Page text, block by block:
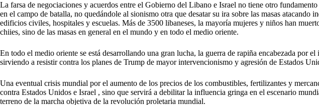
La farsa de negociaciones y acuerdos entre el Gobierno del Libano e Israel no tiene otro
en el campo de batalla, no quedándole al sionismo otra que desatar su ira sobre las masas
edificios civiles, hospitales y escuelas. Más de 3500 libaneses, la mayoría mujeres y niños han
chiies, sino de las masas en general en el mundo y en todo el medio oriente.
En todo el medio oriente se está desarrollando una gran lucha, la guerra de rapiña encabezada por
sirviendo a resistir contra los planes de Trump de mayor intervencionismo y agresión de Estados
Una eventual crisis mundial por el aumento de los precios de los combustibles, fertilizantes y
contra Estados Unidos e Israel , sino que servirá a debilitar la influencia gringa en el escenario
terreno de la marcha objetiva de la revolución proletaria mundial.